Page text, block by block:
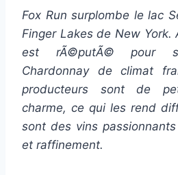
Fox Run surplombe le lac
Finger Lakes de New York.
est rÃ©putÃ© pour
Chardonnay de climat
producteurs sont de
charme, ce qui les rend
sont des vins
et raffinement.